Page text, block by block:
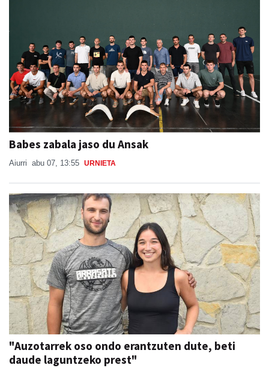
Babes zabala jaso du Ansak
Aiurri abu 07, 13:55 URNIETA
"Auzotarrek oso ondo erantzuten dute, beti
daude laguntzeko prest"